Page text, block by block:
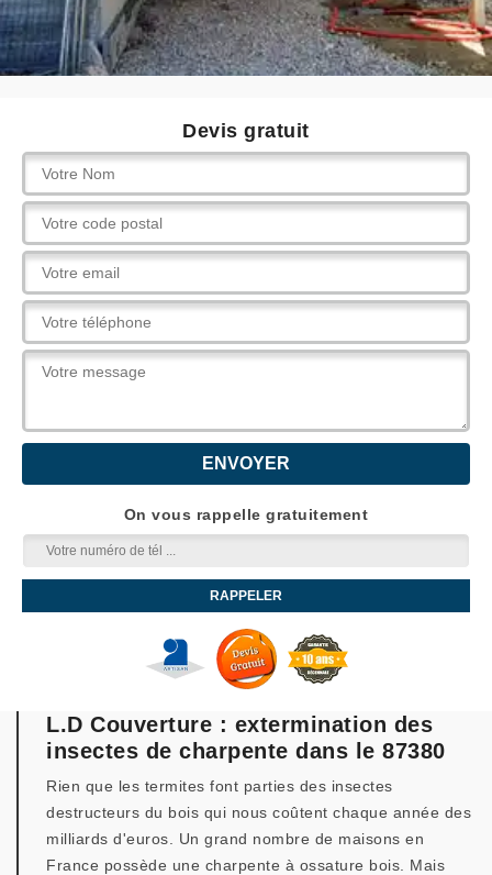
Devis gratuit
On vous rappelle gratuitement
L.D Couverture : extermination des
insectes de charpente dans le 87380
Rien que les termites font parties des insectes
destructeurs du bois qui nous coûtent chaque année des
milliards d'euros. Un grand nombre de maisons en
France possède une charpente à ossature bois. Mais